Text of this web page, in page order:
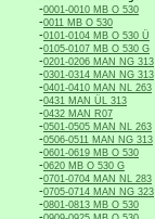
-0001-0010 MB O 530
-0011 MB O 530
-0101-0104 MB O 530 Ü
-0105-0107 MB O 530 G
-0201-0206 MAN NG 313
-0301-0314 MAN NG 313
-0401-0410 MAN NL 263
-0431 MAN ÜL 313
-0432 MAN R07
-0501-0505 MAN NL 263
-0506-0511 MAN NG 313
-0601-0619 MB O 530
-0620 MB O 530 G
-0701-0704 MAN NL 283
-0705-0714 MAN NG 323
-0801-0813 MB O 530